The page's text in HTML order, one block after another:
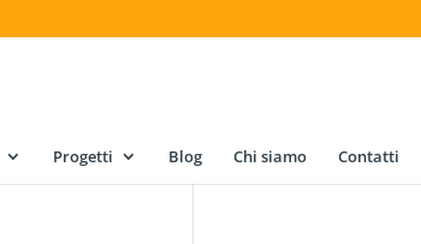
Progetti Blog Chi siamo Contatti